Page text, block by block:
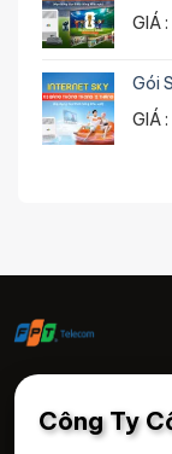
GIÁ :
Gói
GIÁ :
Công Ty